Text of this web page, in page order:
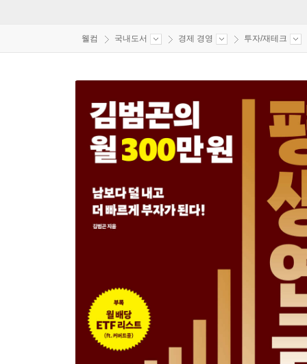
웰컴 국내도서 경제 경영 투자/재테크